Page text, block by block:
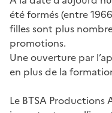
été formés (entre
filles sont plus
promotions.
Une ouverture par
en plus de la
Le BTSA Productions